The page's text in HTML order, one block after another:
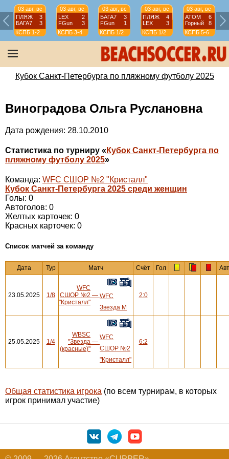
03 авг, вс
ПЛЯЖ
3
БАГА7
3
КСПБ 1-2
03 авг, вс
LEX
2
FGun
3
КСПБ 3-4
03 авг, вс
БАГА7
3
FGun
1
КСПБ 1/2
03 авг, вс
ПЛЯЖ
4
LEX
3
КСПБ 1/2
03 авг, вс
АТОМ
6
Горный
8
КСПБ 5-6
Кубок Санкт-Петербурга по пляжному футболу 2025
Виноградова Ольга Руслановна
Дата рождения: 28.10.2010
Статистика по турниру « Кубок Санкт-Петербурга по
пляжному футболу 2025»
Команда: WFC СШОР №2 "Кристалл"
Кубок Санкт-Петербурга 2025 среди женщин
Голы: 0
Автоголов: 0
Желтых карточек: 0
Красных карточек: 0
Cписок матчей за команду
Дата Тур Матч Счёт Гол
23.05.2025 1/8
WFC
СШОР №2
"Кристалл"
— WFC
Звезда М
2:0
25.05.2025 1/4
WBSC
"Звезда
(красные)"
—
WFC
СШОР №2
"Кристалл"
6:2
Общая статистика игрока (по всем турнирам, в которых
игрок принимал участие)